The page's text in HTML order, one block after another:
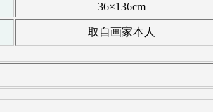
36×136cm
取自画家本人